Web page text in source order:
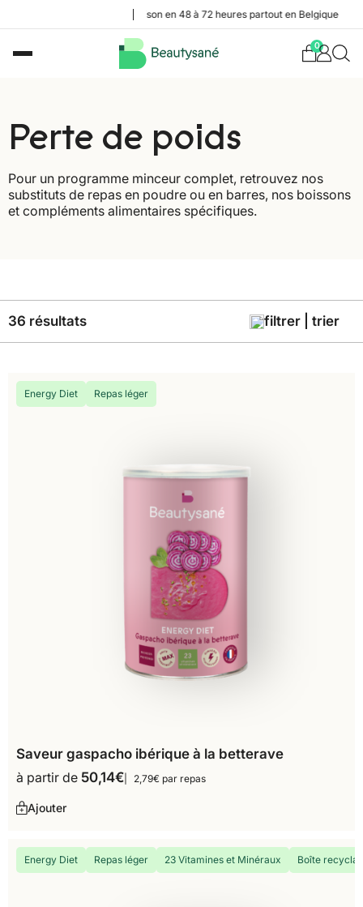
Livraison en 48 à 72 heures partout en Belgique
0
Perte de poids
Pour un programme minceur complet, retrouvez nos
substituts de repas en poudre ou en barres, nos boissons
et compléments alimentaires spécifiques.
filtrer | trier
36 résultats
Energy Diet Repas léger
Saveur gaspacho ibérique à la betterave
à partir de 50,14€ 2,79€ par repas
Ajouter
Energy Diet Repas léger 23 Vitamines et Minéraux Boîte